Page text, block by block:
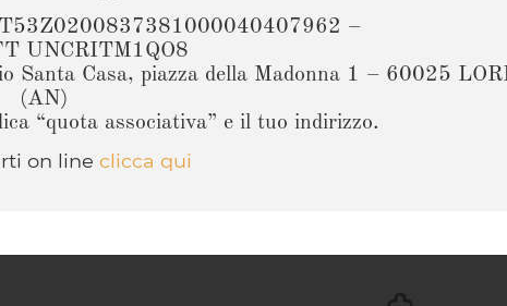
–
UNCRITM1QO8
Santa Casa, piazza della Madonna 1 – 60025
(AN)
“quota associativa” e il tuo indirizzo.
on line clicca qui